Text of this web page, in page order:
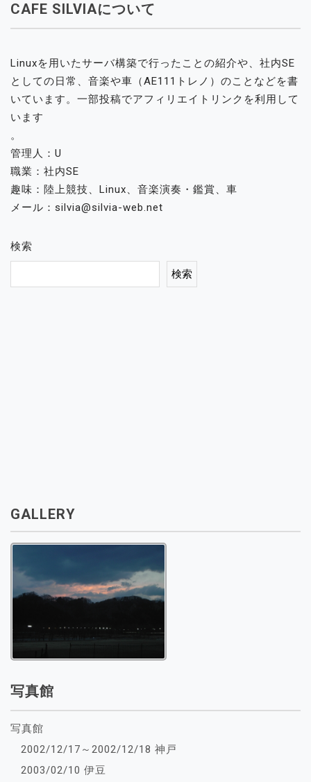
CAFE SILVIAについて
Linuxを用いたサーバ構築で行ったことの紹介や、社内SE
としての日常、音楽や車（AE111トレノ）のことなどを書
いています。一部投稿でアフィリエイトリンクを利用して
います
。
管理人：U
職業：社内SE
趣味：陸上競技、Linux、音楽演奏・鑑賞、車
メール：silvia@silvia-web.net
検索
検索
GALLERY
写真館
写真館
2002/12/17～2002/12/18 神戸
2003/02/10 伊豆